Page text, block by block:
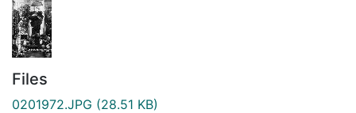
Files
0201972.JPG (28.51 KB)